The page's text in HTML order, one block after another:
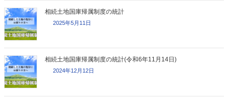
相続土地国庫帰属制度の統計
2025年5月11日
相続土地国庫帰属制度の統計(令和6年11月14日)
2024年12月12日